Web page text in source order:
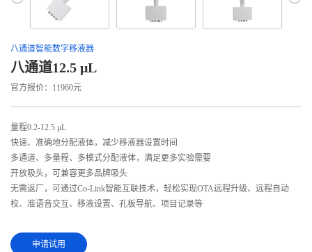
八通道智能数字移液器
八通道12.5 μL
官方报价：11960元
量程0.2-12.5 μL
快速、准确地分配液体，减少移液器设置时间
多通道、多量程、多模式分配液体，满足更多实验需要
开放吸头，可兼容更多品牌吸头
无需返厂，可通过Co-Link智能互联技术，轻松实现OTA远程升级、远程自动
校、准语音交互、移液设置、孔板导航、项目记录等
申请试用